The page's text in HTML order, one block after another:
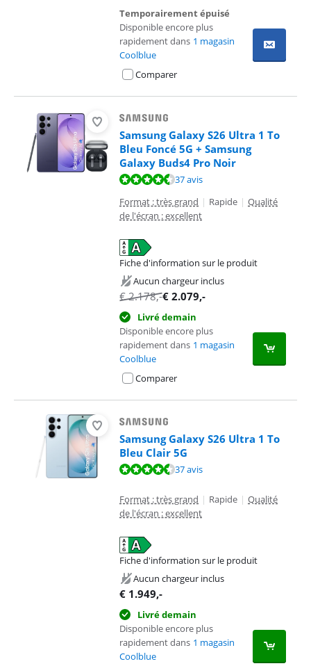
Temporairement épuisé
Disponible encore plus
rapidement dans 1 magasin
Coolblue
Comparer
Samsung Galaxy S26 Ultra 1 To
Bleu Foncé 5G + Samsung
Galaxy Buds4 Pro Noir
La note est de 9,4 sur 10, basée sur 37 avis.37 avis
Format : très grand | Rapide | Qualité
de l'écran : excellent
Fiche d'information sur le produit
s'ouvre dans un nouvel ongletAucun chargeur inclus
€2.178,-€ 2.079,-
Livré demain
Disponible encore plus
rapidement dans 1 magasin
Coolblue
Comparer
Samsung Galaxy S26 Ultra 1 To
Bleu Clair 5G
La note est de 9,4 sur 10, basée sur 37 avis.37 avis
Format : très grand | Rapide | Qualité
de l'écran : excellent
Fiche d'information sur le produit
s'ouvre dans un nouvel ongletAucun chargeur inclus
€ 1.949,-
Livré demain
Disponible encore plus
rapidement dans 1 magasin
Coolblue